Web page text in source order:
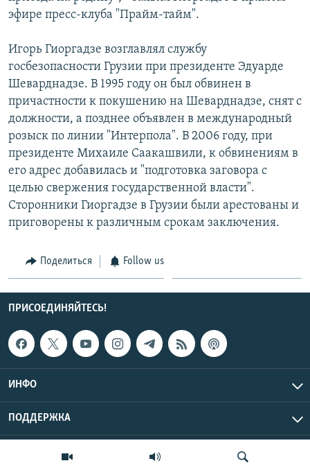
эфире пресс-клуба "Прайм-тайм".
Игорь Гиоргадзе возглавлял службу
госбезопасности Грузии при президенте Эдуарде
Шеварднадзе. В 1995 году он был обвинен в
причастности к покушению на Шеварднадзе, снят с
должности, а позднее объявлен в международный
розыск по линии "Интерпола". В 2006 году, при
президенте Михаиле Саакашвили, к обвинениям в
его адрес добавилась и "подготовка заговора с
целью свержения государственной власти".
Сторонники Гиоргадзе в Грузии были арестованы и
приговорены к различным срокам заключения.
Поделиться Follow us
ПРИСОЕДИНЯЙТЕСЬ!
ИНФО
ПОДДЕРЖКА
Эхо Кавказа © 2026 RFE/RL, Inc. | Все права защищены.